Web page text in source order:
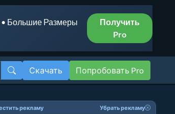
Большие Размеры
Получить
Pro
Скачать Попробовать Pro
рекламу Убрать рекламу